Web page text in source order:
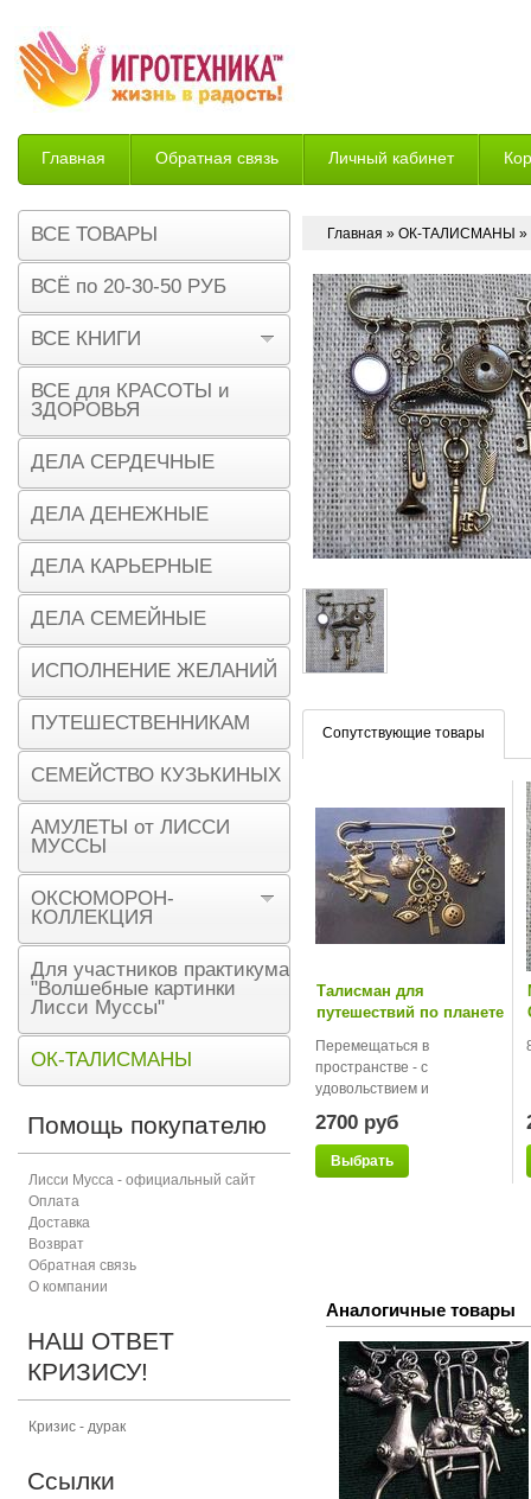
Главная Обратная связь Личный кабинет
Возврат
Главная » ОК-ТАЛИСМАНЫ »
Сопутствующие товары
Талисман для
путешествий по планете
Перемещаться в
пространстве - с
удовольствием и
2700 руб
Выбрать
Аналогичные товары
ВСЕ ТОВАРЫ
ВСЁ по 20-30-50 РУБ
ВСЕ КНИГИ
ВСЕ для КРАСОТЫ и
ЗДОРОВЬЯ
ДЕЛА СЕРДЕЧНЫЕ
ДЕЛА ДЕНЕЖНЫЕ
ДЕЛА КАРЬЕРНЫЕ
ДЕЛА СЕМЕЙНЫЕ
ИСПОЛНЕНИЕ ЖЕЛАНИЙ
ПУТЕШЕСТВЕННИКАМ
СЕМЕЙСТВО КУЗЬКИНЫХ
АМУЛЕТЫ от ЛИССИ
МУССЫ
ОКСЮМОРОН-
КОЛЛЕКЦИЯ
Для участников практикума
"Волшебные картинки
Лисси Муссы"
ОК-ТАЛИСМАНЫ
Помощь покупателю
Лисси Мусса - официальный сайт
Оплата
Доставка
Возврат
Обратная связь
О компании
НАШ ОТВЕТ
КРИЗИСУ!
Кризис - дурак
Ссылки